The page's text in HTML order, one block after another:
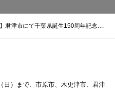
周年記念事業「百年後芸術祭～環境と欲望～内房総アートフェス」開催中（3/23～5/26）
日）まで、市原市、木更津市、君津